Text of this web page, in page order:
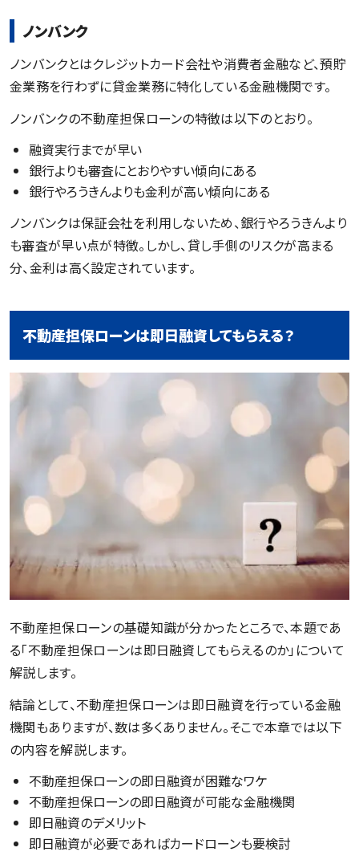
ノンバンク
ノンバンクとはクレジットカード会社や消費者金融など、預貯
金業務を行わずに貸金業務に特化している金融機関です。
ノンバンクの不動産担保ローンの特徴は以下のとおり。
融資実行までが早い
銀行よりも審査にとおりやすい傾向にある
銀行やろうきんよりも金利が高い傾向にある
ノンバンクは保証会社を利用しないため、銀行やろうきんより
も審査が早い点が特徴。しかし、貸し手側のリスクが高まる
分、金利は高く設定されています。
不動産担保ローンは即日融資してもらえる？
不動産担保ローンの基礎知識が分かったところで、本題であ
る「不動産担保ローンは即日融資してもらえるのか」について
解説します。
結論として、不動産担保ローンは即日融資を行っている金融
機関もありますが、数は多くありません。そこで本章では以下
の内容を解説します。
不動産担保ローンの即日融資が困難なワケ
不動産担保ローンの即日融資が可能な金融機関
即日融資のデメリット
即日融資が必要であればカードローンも要検討